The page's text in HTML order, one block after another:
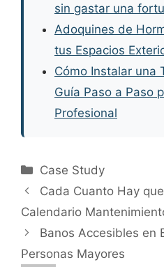
sin gastar una
Adoquines de
tus Espacios
Cómo Instalar una
Guía Paso a Paso
Profesional
Categorías
Case Study
Cada Cuanto Hay
Calendario
Banos Accesibles en
Personas Mayores